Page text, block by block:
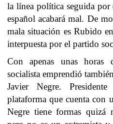
la línea política seguida
español acabará mal. De
mala situación es Rubido
interpuesta por el partido
Con apenas unas horas
socialista emprendió
Javier Negre.
plataforma que cuenta con
Negre tiene formas quizá